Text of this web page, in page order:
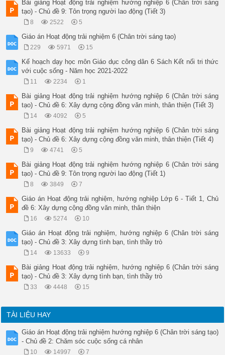
Bài giảng Hoạt động trải nghiệm hướng nghiệp 6 (Chân trời sáng
tạo) - Chủ đề 9: Tôn trọng người lao động (Tiết 3)
8 2522 5
Giáo án Hoạt động trải nghiệm 6 (Chân trời sáng tạo)
229 5971 15
Kế hoạch dạy học môn Giáo dục công dân 6 Sách Kết nối tri thức
với cuộc sống - Năm học 2021-2022
11 2234 1
Bài giảng Hoạt động trải nghiệm hướng nghiệp 6 (Chân trời sáng
tạo) - Chủ đề 6: Xây dựng cộng đồng văn minh, thân thiện (Tiết 3)
14 4092 5
Bài giảng Hoạt động trải nghiệm hướng nghiệp 6 (Chân trời sáng
tạo) - Chủ đề 6: Xây dựng cộng đồng văn minh, thân thiện (Tiết 4)
9 4741 5
Bài giảng Hoạt động trải nghiệm hướng nghiệp 6 (Chân trời sáng
tạo) - Chủ đề 9: Tôn trọng người lao động (Tiết 1)
8 3849 7
Giáo án Hoạt động trải nghiệm, hướng nghiệp Lớp 6 - Tiết 1, Chủ
đề 6: Xây dựng cộng đồng văn minh, thân thiện
16 5274 10
Giáo án Hoạt động trải nghiệm, hướng nghiệp 6 (Chân trời sáng
tạo) - Chủ đề 3: Xây dựng tình bạn, tình thầy trò
14 13633 9
Bài giảng Hoạt động trải nghiệm, hướng nghiệp 6 (Chân trời sáng
tạo) - Chủ đề 3: Xây dựng tình bạn, tình thầy trò
33 4448 15
TÀI LIỆU HAY
Giáo án Hoạt động trải nghiệm hướng nghiệp 6 (Chân trời sáng tạo)
- Chủ đề 2: Chăm sóc cuộc sống cá nhân
10 14997 7